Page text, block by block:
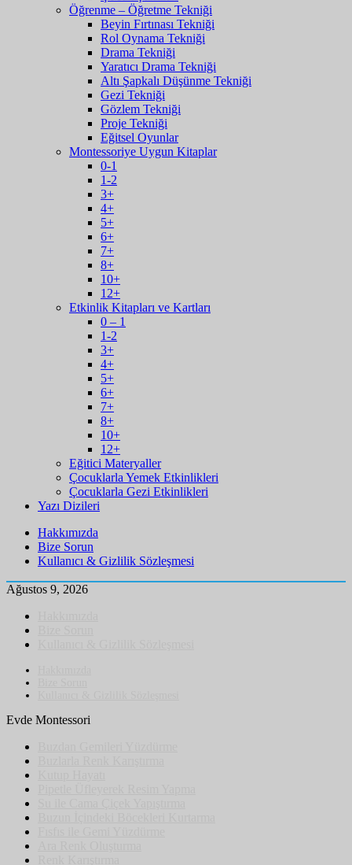
Öğrenme – Öğretme Tekniği
Beyin Fırtınası Tekniği
Rol Oynama Tekniği
Drama Tekniği
Yaratıcı Drama Tekniği
Altı Şapkalı Düşünme Tekniği
Gezi Tekniği
Gözlem Tekniği
Proje Tekniği
Eğitsel Oyunlar
Montessoriye Uygun Kitaplar
0-1
1-2
3+
4+
5+
6+
7+
8+
10+
12+
Etkinlik Kitapları ve Kartları
0 – 1
1-2
3+
4+
5+
6+
7+
8+
10+
12+
Eğitici Materyaller
Çocuklarla Yemek Etkinlikleri
Çocuklarla Gezi Etkinlikleri
Yazı Dizileri
Hakkımızda
Bize Sorun
Kullanıcı & Gizlilik Sözleşmesi
Ağustos 9, 2026
Evde Montessori